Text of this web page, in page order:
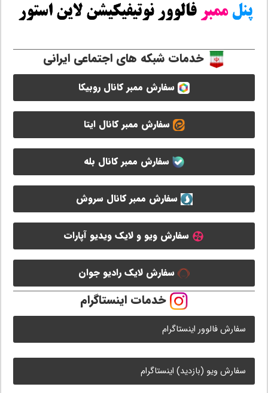
خدمات شبکه های اجتماعی ایرانی
سفارش ممبر کانال روبیکا
سفارش ممبر کانال ایتا
سفارش ممبر کانال بله
سفارش ممبر کانال سروش
سفارش ویو و لایک ویدیو آپارات
سفارش لایک رادیو جوان
خدمات اینستاگرام
سفارش فالوور اینستاگرام
سفارش ویو (بازدید) اینستاگرام